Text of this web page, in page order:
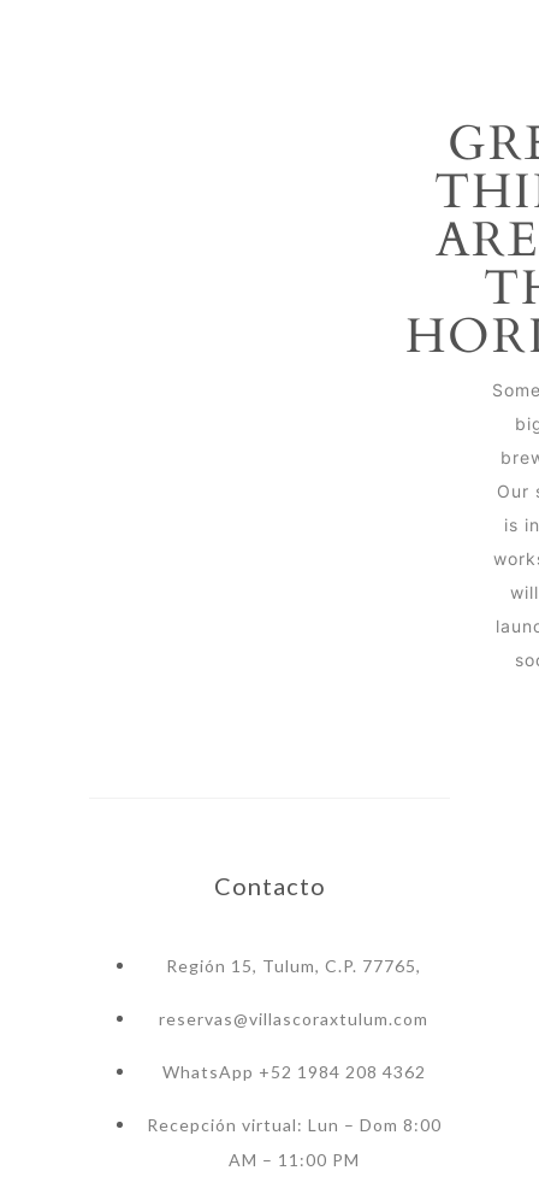
Our
is
Contacto
Región 15, Tulum, C.P. 77765,
reservas@villascoraxtulum.com
WhatsApp +52 1984 208 4362
Recepción virtual: Lun – Dom 8:00
AM – 11:00 PM